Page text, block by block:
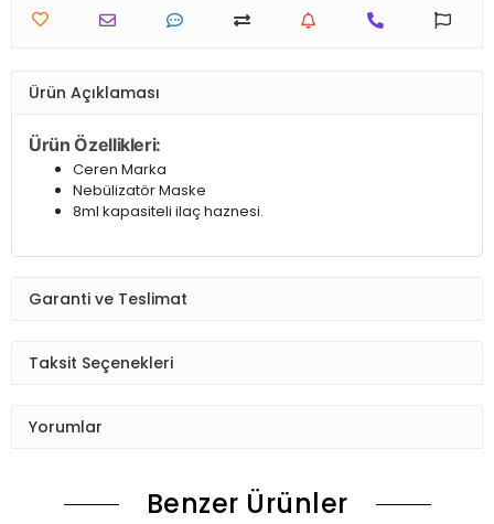
Ürün Açıklaması
Ürün Özellikleri:
Ceren Marka
Nebülizatör Maske
8ml kapasiteli ilaç haznesi.
Garanti ve Teslimat
Taksit Seçenekleri
Yorumlar
Benzer Ürünler